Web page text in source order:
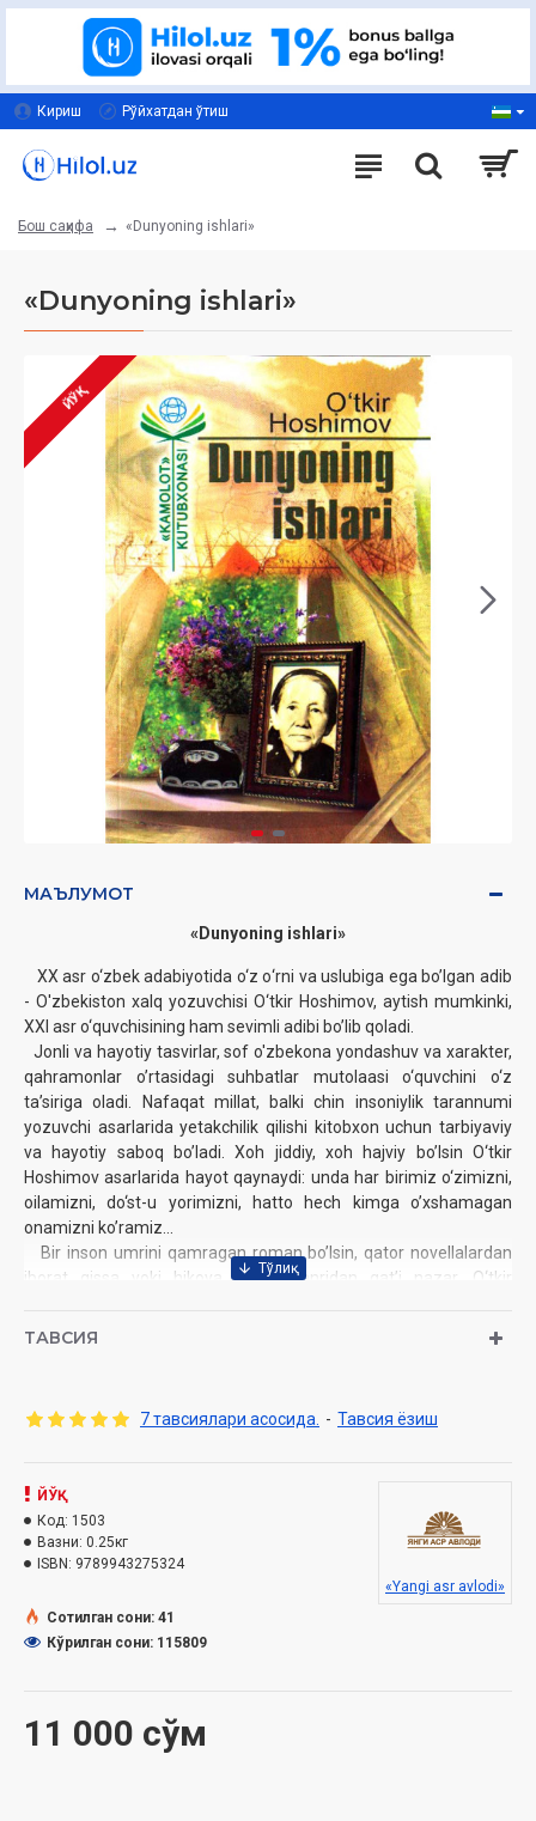
Кириш Рўйхатдан ўтиш
Бош саҳифа «Dunyoning ishlari»
«Dunyoning ishlari»
ЙЎҚ
МАЪЛУМОТ
«Dunyoning ishlari»
XX asr o‘zbek adabiyotida o‘z о‘rni va uslubiga ega bo’lgan adib
- O'zbekiston xalq yozuvchisi O‘tkir Hoshimov, aytish mumkinki,
XXI asr o‘quvchisining ham sevimli adibi bo’lib qoladi.
Jonli va hayotiy tasvirlar, sof o'zbekona yondashuv va xarakter,
qahramonlar o’rtasidagi suhbatlar mutolaasi o‘quvchini o‘z
ta’siriga oladi. Nafaqat millat, balki chin insoniylik tarannumi
yozuvchi asarlarida yetakchilik qilishi kitobxon uchun tarbiyaviy
va hayotiy saboq bo’ladi. Xoh jiddiy, xoh hajviy bo’lsin O‘tkir
Hoshimov asarlarida hayot qaynaydi: unda har birimiz o‘zimizni,
oilamizni, do‘st-u yorimizni, hatto hech kimga o’xshamagan
onamizni ko’ramiz...
Bir inson umrini qamragan roman bo’lsin, qator novellalardan
iborat qissa yoki hikoya bo’lsin, janridan qat’i nazar, O‘tkir
qanday o‘quvchi uchun katta hayotiy xulosa berishiga ishonamiz.
Sana: 2019 yil
O‘lchami:
Muqovasi:
Mundarija
Qissa
Dunyoning ishlari
Tasodif
Hotam-xasisning xazinasi
ТАВСИЯ
7 тавсиялари асосида. - Тавсия ёзиш
11 000 сўм
ЙЎҚ
Код: 1503
Вазни: 0.25кг
ISBN: 9789943275324
«Yangi asr avlodi»
Сотилган сони: 41
Кўрилган сони: 115809